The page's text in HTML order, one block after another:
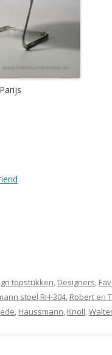
topstukken, Designers,
stoel RH-304, Robert en
, Haussmann, Knoll,